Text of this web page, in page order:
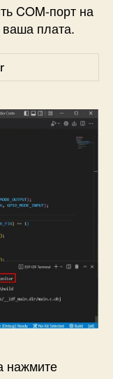
COM-порт на
ваша плата.
нажмите